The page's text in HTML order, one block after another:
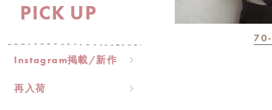
PICK UP
Instagram掲載/新作
再入荷